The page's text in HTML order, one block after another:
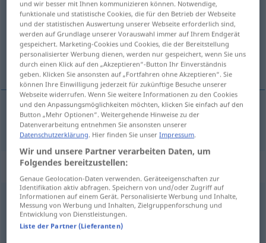
Übersicht aller Übersetzungen
(Für mehr Details die Übersetzung anklicken/antippen)
sanella
sanella diktieren
Synonyme für "diktieren"
anweisen,regeln,(jdm. etw.) verpassen,verordnen
vorschreiben,verfügen,(über etwas) befinden
und wir besser mit Ihnen kommunizieren können. Notwendige,
funktionale und statistische Cookies, die für den Betrieb der Webseite
und der statistischen Auswertung unserer Webseite erforderlich sind,
werden auf Grundlage unserer Vorauswahl immer auf Ihrem Endgerät
gespeichert. Marketing-Cookies und Cookies, die der Bereitstellung
personalisierter Werbung dienen, werden nur gespeichert, wenn Sie uns
durch einen Klick auf den „Akzeptieren“-Button Ihr Einverständnis
geben. Klicken Sie ansonsten auf „Fortfahren ohne Akzeptieren“. Sie
können Ihre Einwilligung jederzeit für zukünftige Besuche unserer
Webseite widerrufen. Wenn Sie weitere Informationen zu den Cookies
und den Anpassungsmöglichkeiten möchten, klicken Sie einfach auf den
Button „Mehr Optionen“. Weitergehende Hinweise zu der
Datenverarbeitung entnehmen Sie ansonsten unserer
Datenschutzerklärung . Hier finden Sie unserImpressum
Wir und unsere Partner verarbeiten Daten, um
Folgendes bereitzustellen:
Genaue Geolocation-Daten verwenden. Geräteeigenschaften zur
Identifikation aktiv abfragen. Speichern von und/oder Zugriff auf
Informationen auf einem Gerät. Personalisierte Werbung und Inhalte,
Messung von Werbung und Inhalten, Zielgruppenforschung und
Entwicklung von Dienstleistungen.
Liste der Partner (Lieferanten)